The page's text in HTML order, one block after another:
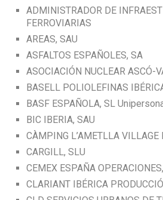
ADMINISTRADOR DE
FERROVIARIAS
AREAS, SAU
ASFALTOS ESPAÑOLES, SA
ASOCIACIÓN NUCLEAR ASCÓ-
BASELL POLIOLEFINAS
BASF ESPAÑOLA, SL
BIC IBERIA, SAU
CÀMPING L’AMETLLA VILLAGE
CARGILL, SLU
CEMEX ESPAÑA
CLARIANT IBÉRICA